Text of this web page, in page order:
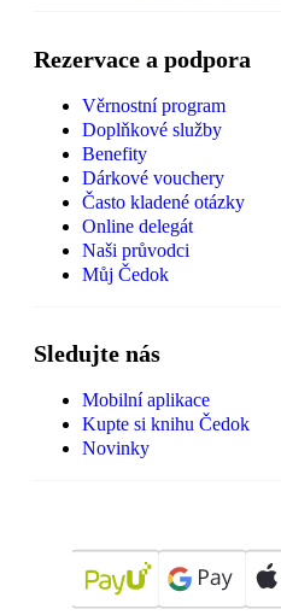
Rezervace a podpora
Věrnostní program
Doplňkové služby
Benefity
Dárkové vouchery
Často kladené otázky
Online delegát
Naši průvodci
Můj Čedok
Sledujte nás
Mobilní aplikace
Kupte si knihu Čedok
Novinky